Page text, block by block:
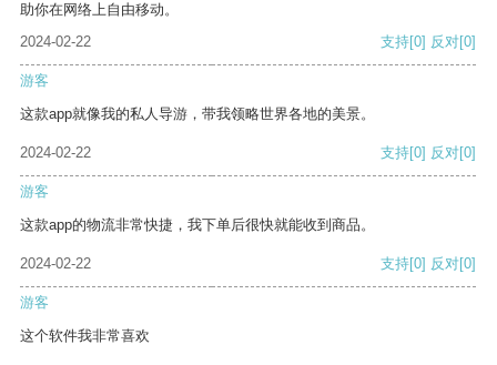
助你在网络上自由移动。
2024-02-22
支持[0] 反对[0]
游客
这款app就像我的私人导游，带我领略世界各地的美景。
2024-02-22 支持[0] 反对[0]
游客
这款app的物流非常快捷，我下单后很快就能收到商品。
2024-02-22 支持[0] 反对[0]
游客
这个软件我非常喜欢